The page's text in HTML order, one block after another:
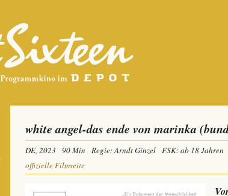
white angel-das ende von marinka
DE, 2023 90 Min Regie: Arndt Ginzel FSK: ab 18 Jahren
offizielle Filmseite